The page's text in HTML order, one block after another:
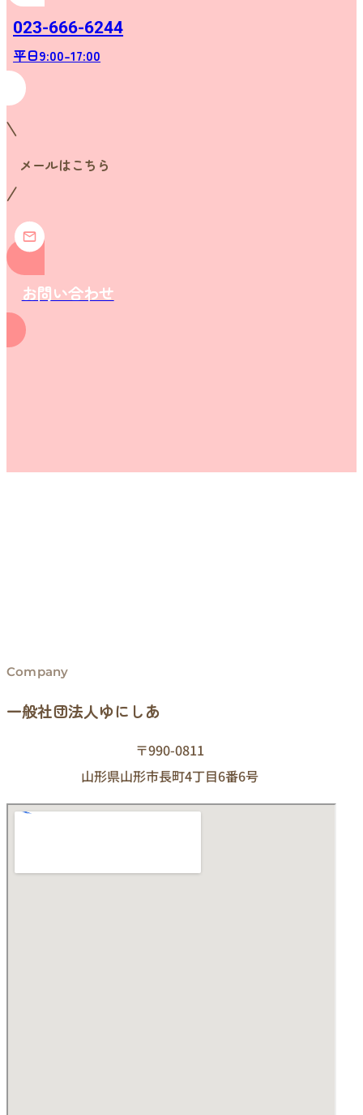
023-666-6244
平日9:00-17:00
メールはこちら
お問い合わせ
Company
一般社団法人ゆにしあ
〒990-0811
山形県山形市長町4丁目6番6号